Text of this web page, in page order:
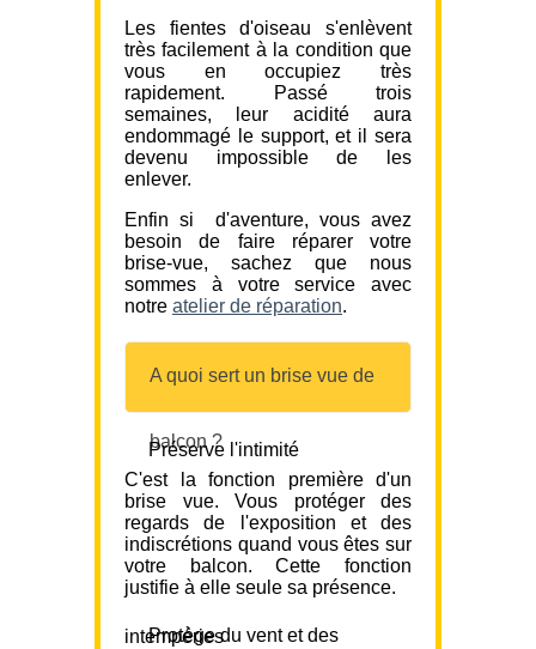
Les fientes d'oiseau s'enlèvent
très facilement à la condition que
vous en occupiez très
rapidement. Passé trois
semaines, leur acidité aura
endommagé le support, et il sera
devenu impossible de les
enlever.
Enfin si d'aventure, vous avez
besoin de faire réparer votre
brise-vue, sachez que nous
sommes à votre service avec
notre atelier de réparation.
A quoi sert un brise vue de
balcon ?
Préserve l'intimité
C'est la fonction première d'un
brise vue. Vous protéger des
regards de l'exposition et des
indiscrétions quand vous êtes sur
votre balcon. Cette fonction
justifie à elle seule sa présence.
Protège du vent et des intempéries